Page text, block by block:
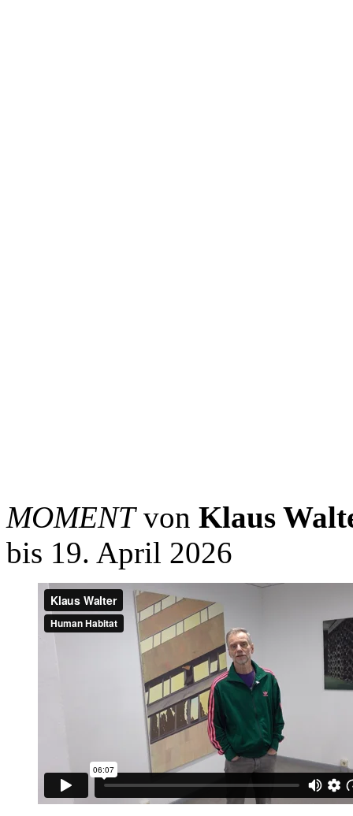
MOMENTvon Klaus
bis 19. April 2026